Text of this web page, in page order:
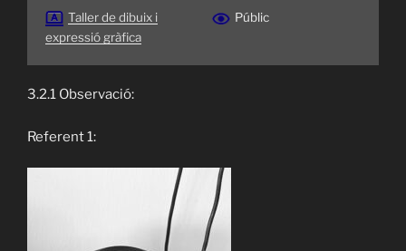
Taller de dibuix i
expressió gràfica
Públic
3.2.1 Observació:
Referent 1: